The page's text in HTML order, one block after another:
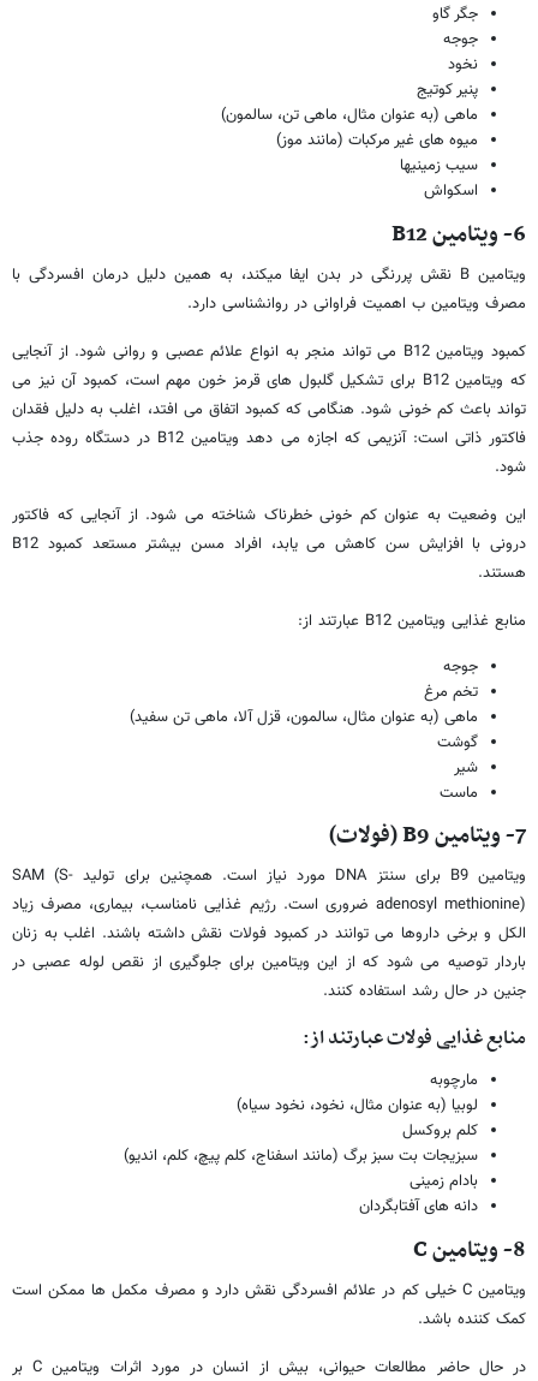
جگر گاو
جوجه
نخود
پنیر کوتیج
ماهی (به عنوان مثال، ماهی تن، سالمون)
میوه های غیر مرکبات (مانند موز)
سیب زمینیها
اسکواش
6- ویتامین B12
ویتامین B نقش پررنگی در بدن ایفا میکند، به همین دلیل درمان افسردگی با
مصرف ویتامین ب اهمیت فراوانی در روانشناسی دارد.
کمبود ویتامین B12 می تواند منجر به انواع علائم عصبی و روانی شود. از آنجایی
که ویتامین B12 برای تشکیل گلبول های قرمز خون مهم است، کمبود آن نیز می
تواند باعث کم خونی شود. هنگامی که کمبود اتفاق می افتد، اغلب به دلیل فقدان
فاکتور ذاتی است: آنزیمی که اجازه می دهد ویتامین B12 در دستگاه روده جذب
شود.
این وضعیت به عنوان کم خونی خطرناک شناخته می شود. از آنجایی که فاکتور
درونی با افزایش سن کاهش می یابد، افراد مسن بیشتر مستعد کمبود B12
هستند.
منابع غذایی ویتامین B12 عبارتند از:
جوجه
تخم مرغ
ماهی (به عنوان مثال، سالمون، قزل آلا، ماهی تن سفید)
گوشت
شیر
ماست
7- ویتامین B9(فولات)
ویتامین B9 برای سنتز DNA مورد نیاز است. همچنین برای تولید SAM (S-
adenosyl methionine) ضروری است. رژیم غذایی نامناسب، بیماری، مصرف زیاد
الکل و برخی داروها می توانند در کمبود فولات نقش داشته باشند. اغلب به زنان
باردار توصیه می شود که از این ویتامین برای جلوگیری از نقص لوله عصبی در
جنین در حال رشد استفاده کنند.
منابع غذایی فولات عبارتند از:
مارچوبه
لوبیا (به عنوان مثال، نخود، نخود سیاه)
کلم بروکسل
سبزیجات بت سبز برگ (مانند اسفناج، کلم پیچ، کلم، اندیو)
بادام زمینی
دانه های آفتابگردان
8- ویتامین C
ویتامین C خیلی کم در علائم افسردگی نقش دارد و مصرف مکمل ها ممکن است
کمک کننده باشد.
در حال حاضر مطالعات حیوانی، بیش از انسان در مورد اثرات ویتامین C بر